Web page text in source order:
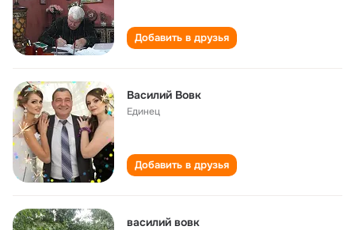
Добавить в друзья
Василий Вовк
Единец
Добавить в друзья
василий вовк